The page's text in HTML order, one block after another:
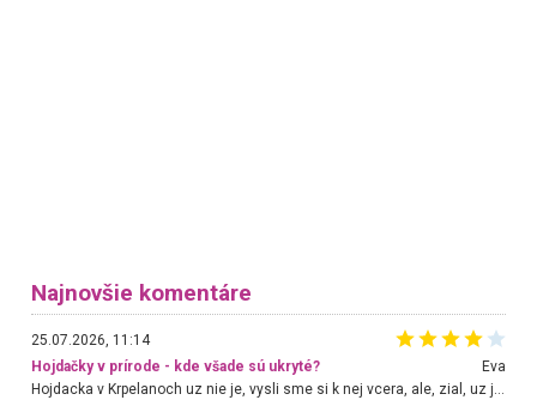
Najnovšie komentáre
25.07.2026, 11:14
Hojdačky v prírode - kde všade sú ukryté?
Eva
Hojdacka v Krpelanoch uz nie je, vysli sme si k nej vcera, ale, zial, uz je znicena. Ak sem planujete cestu len kvoli hojdacke, mozete si ju usetrit. Krasny vyhlad je tu vsak aj bez hojdacky :-)